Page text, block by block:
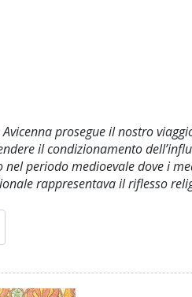
prosegue il nostro
il condizionamento
nel periodo medioevale dove i
rappresentava il riflesso